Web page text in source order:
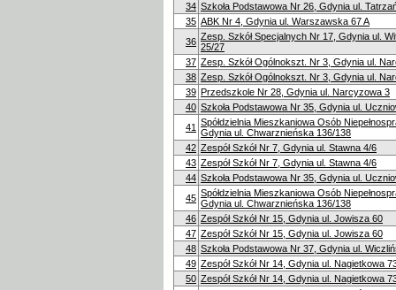
34 Szkoła Podstawowa Nr 26, Gdynia ul.
35 ABK Nr 4, Gdynia ul. Warszawska 67 A
36 Zesp. Szkół Specjalnych Nr 17, Gdynia ul.
25/27
37 Zesp. Szkół Ogólnokszt. Nr 3, Gdynia ul.
38 Zesp. Szkół Ogólnokszt. Nr 3, Gdynia ul.
39 Przedszkole Nr 28, Gdynia ul. Narcyzowa 3
40 Szkoła Podstawowa Nr 35, Gdynia ul.
41 Spółdzielnia Mieszkaniowa Osób
Gdynia ul. Chwarznieńska 136/138
42 Zespół Szkół Nr 7, Gdynia ul. Stawna 4/6
43 Zespół Szkół Nr 7, Gdynia ul. Stawna 4/6
44 Szkoła Podstawowa Nr 35, Gdynia ul.
45 Spółdzielnia Mieszkaniowa Osób
Gdynia ul. Chwarznieńska 136/138
46 Zespół Szkół Nr 15, Gdynia ul. Jowisza 60
47 Zespół Szkół Nr 15, Gdynia ul. Jowisza 60
48 Szkoła Podstawowa Nr 37, Gdynia ul.
49 Zespół Szkół Nr 14, Gdynia ul. Nagietkowa
50 Zespół Szkół Nr 14, Gdynia ul. Nagietkowa